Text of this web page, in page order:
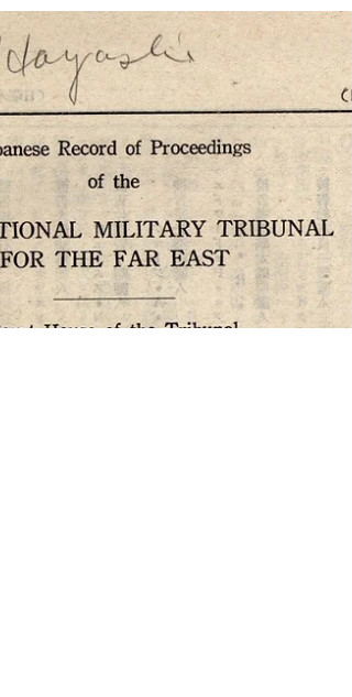
中國抗日戰爭—盧溝曉月。作者： 逢凡、潤
如、馬民康。知兵堂出版。2011年1月6日。
作者： 逢凡、潤如、馬民康 出版社：知兵
出版社 出版日期：2011/01/07 語言：正體中
ISBN：9789866412066 叢書系列：突擊精選
系列 規格：平裝 / 291頁 /...